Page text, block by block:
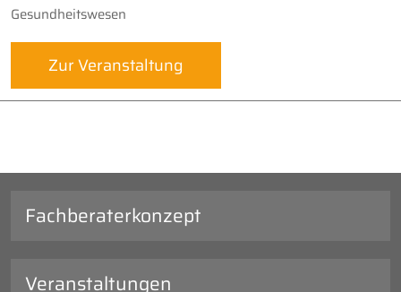
Gesundheitswesen
Zur Veranstaltung
Fachberaterkonzept
Veranstaltungen